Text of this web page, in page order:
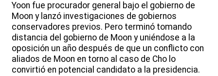
Yoon fue procurador general bajo el gobierno de
Moon y lanzó investigaciones de gobiernos
conservadores previos. Pero terminó tomando
distancia del gobierno de Moon y uniéndose a la
oposición un año después de que un conflicto con
aliados de Moon en torno al caso de Cho lo
convirtió en potencial candidato a la presidencia.